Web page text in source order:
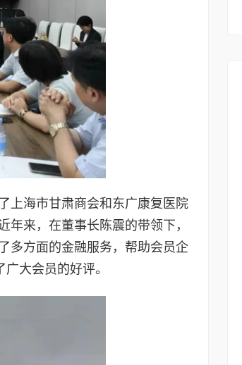
上海市甘肃商会和东广康复医院
来，在董事长陈震的带领下，
多方面的金融服务，帮助会员企
大会员的好评。